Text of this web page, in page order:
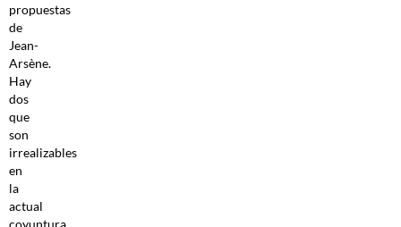
propuestas
de
Jean-
Arsène.
Hay
dos
que
son
irrealizables
en
la
actual
coyuntura